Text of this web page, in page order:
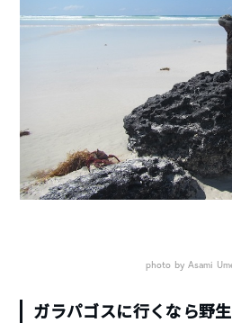
photo by Asami
ガラパゴスに行くなら野